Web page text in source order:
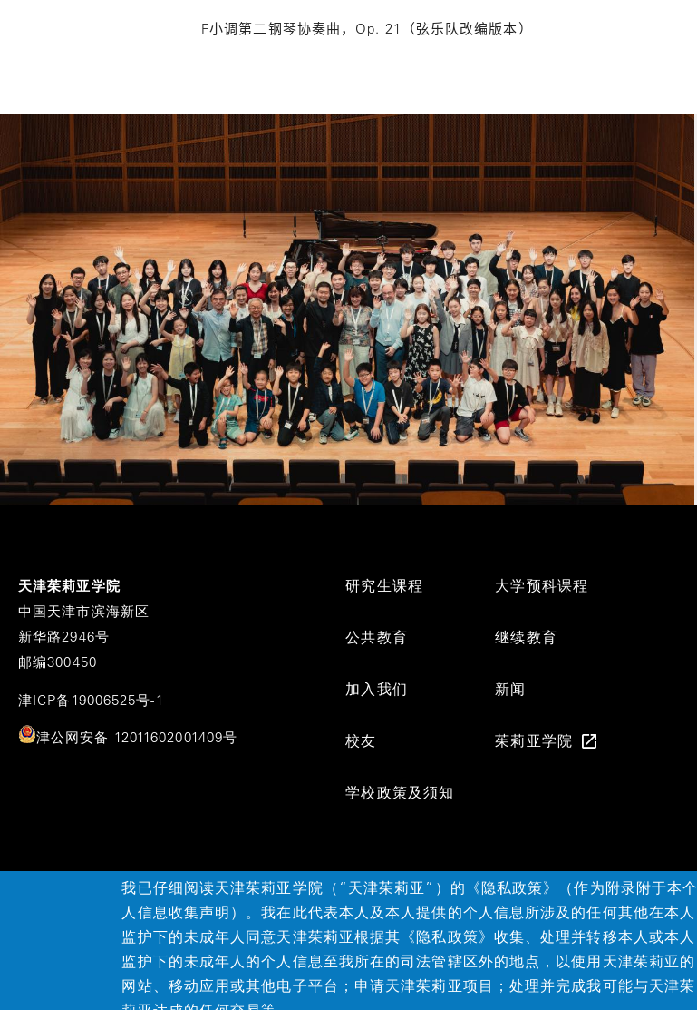
F小调第二钢琴协奏曲， Op. 21 （弦乐队改编版本）
天津茱莉亚学院
中国天津市滨海新区
新华路2946号
邮编300450
津ICP备19006525号-1
津公网安备 12011602001409号
Footer
研究生课程 大学预科课程
公共教育 继续教育
加入我们 新闻
校友 茱莉亚学院
学校政策及须知
©2026天津茱莉亚学院
我已仔细阅读天津茱莉亚学院（“天津茱莉亚”）的《隐私政策》（作为附录附于本个
人信息收集声明）。我在此代表本人及本人提供的个人信息所涉及的任何其他在本人
监护下的未成年人同意天津茱莉亚根据其《隐私政策》收集、处理并转移本人或本人
监护下的未成年人的个人信息至我所在的司法管辖区外的地点，以使用天津茱莉亚的
网站、移动应用或其他电子平台；申请天津茱莉亚项目；处理并完成我可能与天津茱